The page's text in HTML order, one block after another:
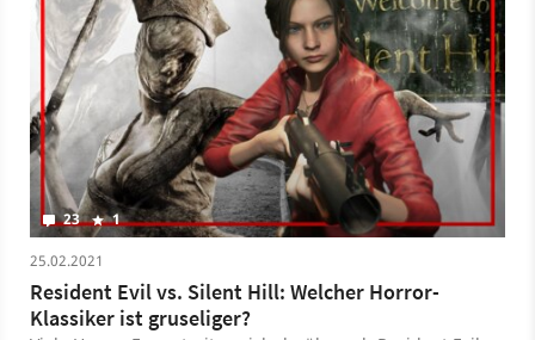
23 1
25.02.2021
Resident Evil vs. Silent Hill: Welcher Horror-
Klassiker ist gruseliger?